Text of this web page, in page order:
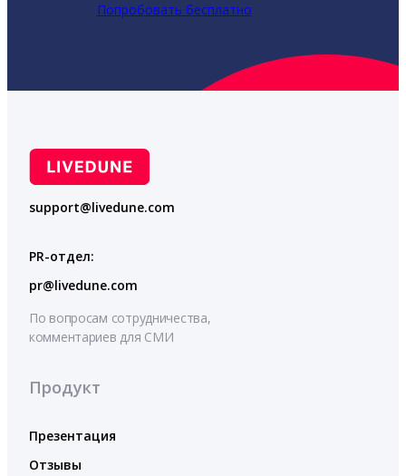
Попробовать бесплатно
support@livedune.com
PR-отдел:
pr@livedune.com
По вопросам сотрудничества,
комментариев для СМИ
Продукт
Презентация
Отзывы